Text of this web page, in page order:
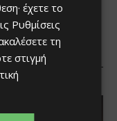
έχετε το
Ρυθμίσεις
τη
στιγμή